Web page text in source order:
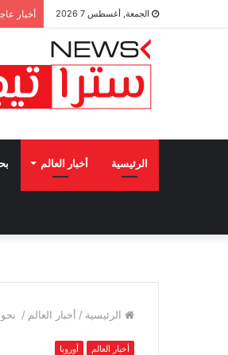
الجمعة, أغسطس 7 2026 أخبار
الرئيسية أخبار العالم
الرئيسية / أخبار العالم / نحو 30 ضابطا من حلف “الناتو” محاصرون في مقاطعة كورسك
أخبار العالم أوروبا